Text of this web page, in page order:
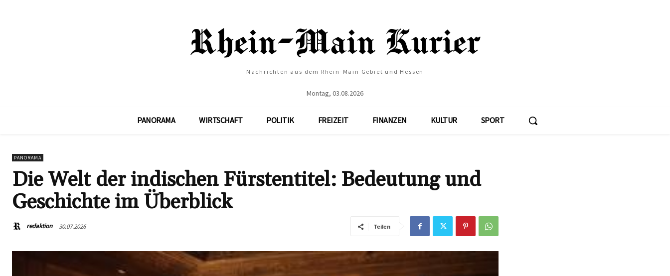
Nachrichten aus dem Rhein-Main Gebiet und Hessen
Montag, 03.08.2026
PANORAMA WIRTSCHAFT POLITIK FREIZEIT FINANZEN KULTUR SPORT
PANORAMA
Die Welt der indischen Fürstentitel: Bedeutung und
Geschichte im Überblick
redaktion 30.07.2026 Teilen